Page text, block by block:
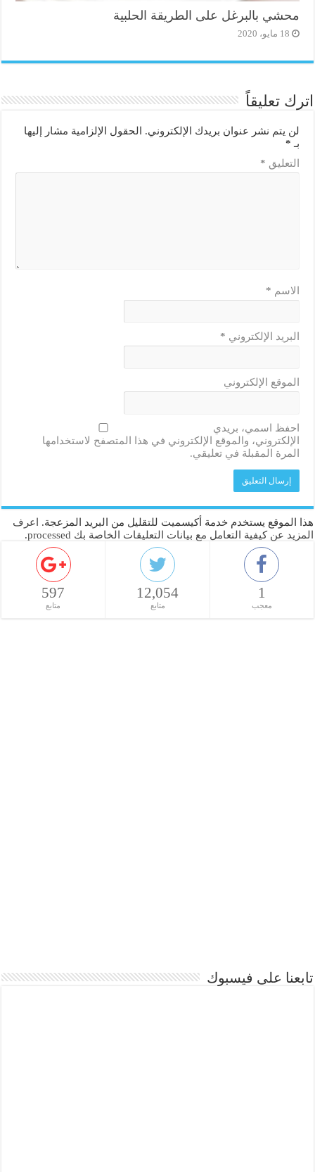
محشي بالبرغل على الطريقة الحلبية
18 مايو، 2020
اترك تعليقاً
لن يتم نشر عنوان بريدك الإلكتروني.
الحقول الإلزامية مشار إليها
بـ *
التعليق *
الاسم *
البريد الإلكتروني *
الموقع الإلكتروني
احفظ اسمي، بريدي
الإلكتروني، والموقع الإلكتروني في هذا المتصفح لاستخدامها
المرة المقبلة في تعليقي.
هذا الموقع يستخدم خدمة أكيسميت للتقليل من البريد المزعجة.
اعرف
المزيد عن كيفية التعامل مع بيانات التعليقات الخاصة بك processed
.
1
معجب
12,054
متابع
597
متابع
تابعنا على فيسبوك